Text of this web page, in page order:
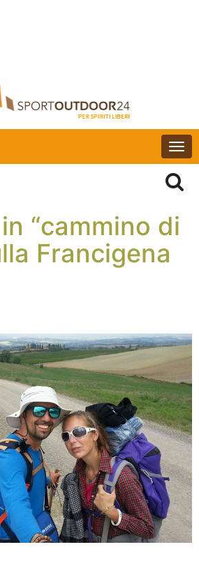
“cammino di
Francigena